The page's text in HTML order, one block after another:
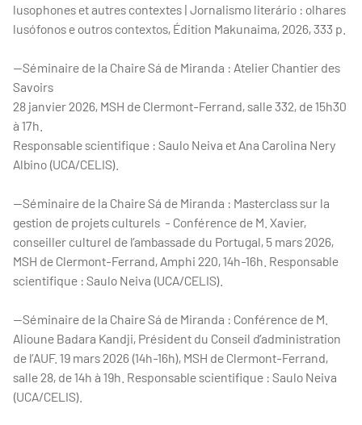
lusophones et autres contextes | Jornalismo literário : olhares
lusófonos e outros contextos, Édition Makunaima, 2026, 333 p.
—Séminaire de la Chaire Sá de Miranda : Atelier Chantier des
Savoirs
28 janvier 2026, MSH de Clermont-Ferrand, salle 332, de 15h30
à 17h.
Responsable scientifique : Saulo Neiva et Ana Carolina Nery
Albino (UCA/CELIS).
—Séminaire de la Chaire Sá de Miranda : Masterclass sur la
gestion de projets culturels - Conférence de M. Xavier,
conseiller culturel de l’ambassade du Portugal, 5 mars 2026,
MSH de Clermont-Ferrand, Amphi 220, 14h-16h. Responsable
scientifique : Saulo Neiva (UCA/CELIS).
—Séminaire de la Chaire Sá de Miranda : Conférence de M.
Alioune Badara Kandji, Président du Conseil d’administration
de l’AUF. 19 mars 2026 (14h-16h), MSH de Clermont-Ferrand,
salle 28, de 14h à 19h. Responsable scientifique : Saulo Neiva
(UCA/CELIS).